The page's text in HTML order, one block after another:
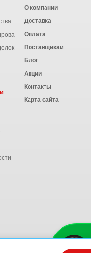
работ
О компании
Доставка
Оплата
Поставщикам
Блог
Акции
Контакты
Карта сайта